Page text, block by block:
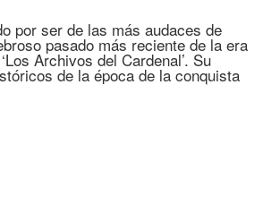
por ser de las más audaces de
pasado más reciente de la era
Archivos del Cardenal’. Su
de la época de la conquista